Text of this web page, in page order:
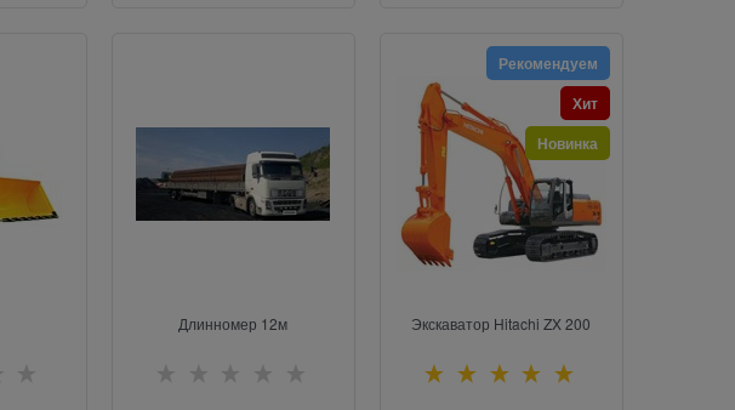
Длинномер 12м Экскаватор Hitachi ZX 200
Рекомендуем
Хит
Новинка